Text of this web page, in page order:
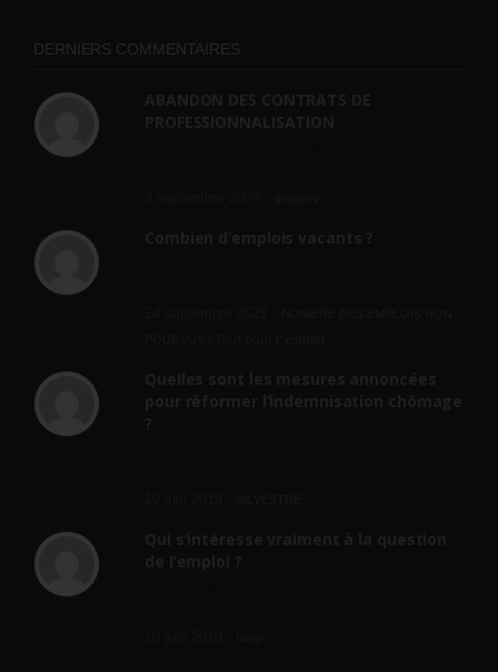
DERNIERS COMMENTAIRES